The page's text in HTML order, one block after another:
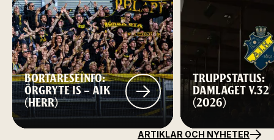
BORTARESEINFO:
ÖRGRYTE IS – AIK
(HERR)
TRUPPSTATUS:
DAMLAGET V.32
(2026)
ARTIKLAR OCH NYHETER